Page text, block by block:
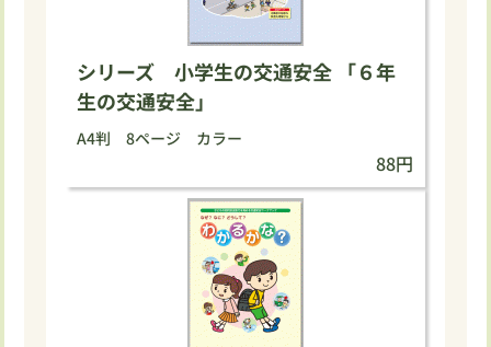
シリーズ 小学生の交通安全 「６年
生の交通安全」
A4判 8ページ カラー
88円